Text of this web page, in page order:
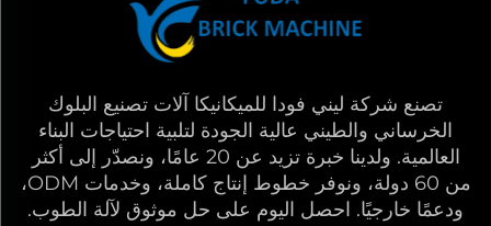
تصنع شركة ليني فودا للميكانيكا آلات تصنيع البلوك
الخرساني والطيني عالية الجودة لتلبية احتياجات البناء
العالمية. ولدينا خبرة تزيد عن 20 عامًا، ونصدّر إلى أكثر
من 60 دولة، ونوفر خطوط إنتاج كاملة، وخدمات ODM،
ودعمًا خارجيًا. احصل اليوم على حل موثوق لآلة الطوب.